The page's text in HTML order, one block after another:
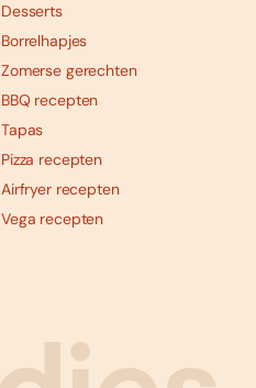
Abonneren
Desserts
Borrelhapjes
Zomerse gerechten
BBQ recepten
Tapas
Pizza recepten
Airfryer recepten
Vega recepten